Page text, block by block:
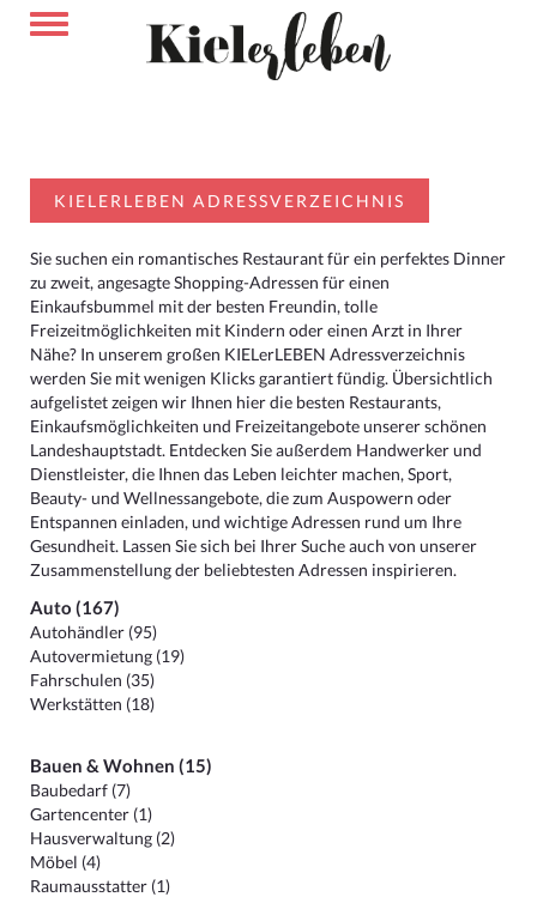
KIELERLEBEN ADRESSVERZEICHNIS
Sie suchen ein romantisches Restaurant für ein perfektes Dinner
zu zweit, angesagte Shopping-Adressen für einen
Einkaufsbummel mit der besten Freundin, tolle
Freizeitmöglichkeiten mit Kindern oder einen Arzt in Ihrer
Nähe? In unserem großen KIELerLEBEN Adressverzeichnis
werden Sie mit wenigen Klicks garantiert fündig. Übersichtlich
aufgelistet zeigen wir Ihnen hier die besten Restaurants,
Einkaufsmöglichkeiten und Freizeitangebote unserer schönen
Landeshauptstadt. Entdecken Sie außerdem Handwerker und
Dienstleister, die Ihnen das Leben leichter machen, Sport,
Beauty- und Wellnessangebote, die zum Auspowern oder
Entspannen einladen, und wichtige Adressen rund um Ihre
Gesundheit. Lassen Sie sich bei Ihrer Suche auch von unserer
Zusammenstellung der beliebtesten Adressen inspirieren.
Auto (167)
Autohändler (95)
Autovermietung (19)
Fahrschulen (35)
Werkstätten (18)
Bauen & Wohnen (15)
Baubedarf (7)
Gartencenter (1)
Hausverwaltung (2)
Möbel (4)
Raumausstatter (1)